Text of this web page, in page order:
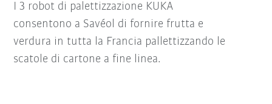
I 3 robot di palettizzazione KUKA
consentono a Savéol di fornire frutta e
verdura in tutta la Francia pallettizzando le
scatole di cartone a fine linea.